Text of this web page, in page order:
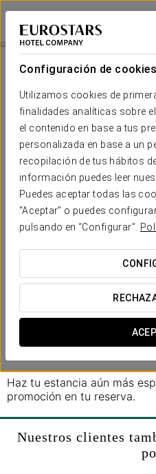
Configuración de cookies
Utilizamos cookies de
finalidades analíticas sobre
el contenido en base a tus
personalizada en base a un
recopilación de tus hábitos
información puedes leer
Puedes aceptar todas las
“Aceptar” o puedes
pulsando en “Configurar”.
Áurea Palacio de la Tinta
MÁLAGA
Una Pausa Al Atardecer
20 €
Una pausa al
Disfruta de un momento
tranquilidad de no mirar el
- 1 cóctel por persona en el
Haz tu estancia aún más
promoción en tu reserva.
Nuestros clientes